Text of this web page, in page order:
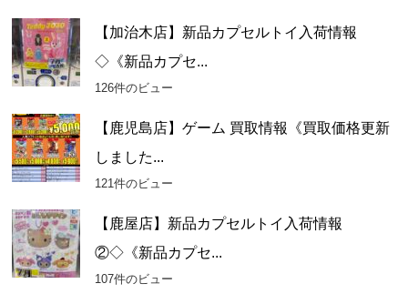
【加治木店】新品カプセルトイ入荷情報
◇《新品カプセ...
126件のビュー
【鹿児島店】ゲーム 買取情報《買取価格更新
しました...
121件のビュー
【鹿屋店】新品カプセルトイ入荷情報
②◇《新品カプセ...
107件のビュー